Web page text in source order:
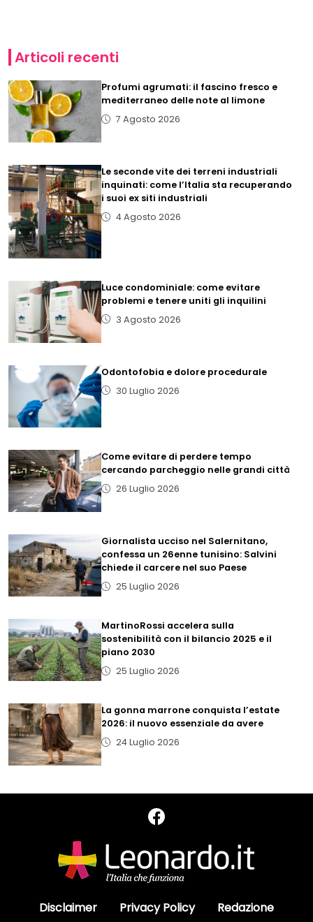
Articoli recenti
Profumi agrumati: il fascino fresco e
mediterraneo delle note al limone
7 Agosto 2026
Le seconde vite dei terreni industriali
inquinati: come l’Italia sta recuperando
i suoi ex siti industriali
4 Agosto 2026
Luce condominiale: come evitare
problemi e tenere uniti gli inquilini
3 Agosto 2026
Odontofobia e dolore procedurale
30 Luglio 2026
Come evitare di perdere tempo
cercando parcheggio nelle grandi città
26 Luglio 2026
Giornalista ucciso nel Salernitano,
confessa un 26enne tunisino: Salvini
chiede il carcere nel suo Paese
25 Luglio 2026
MartinoRossi accelera sulla
sostenibilità con il bilancio 2025 e il
piano 2030
25 Luglio 2026
La gonna marrone conquista l’estate
2026: il nuovo essenziale da avere
24 Luglio 2026
Disclaimer Privacy Policy Redazione